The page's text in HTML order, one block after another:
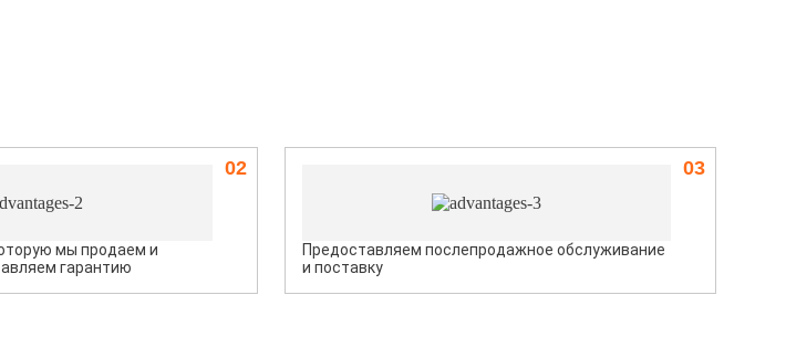
мы продаем и
гарантию
02
Предоставляем послепродажное обслуживание
и поставку
03